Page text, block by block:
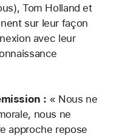
Tom Holland et
sur leur façon
avec leur
: « Nous ne
nous ne
approche repose